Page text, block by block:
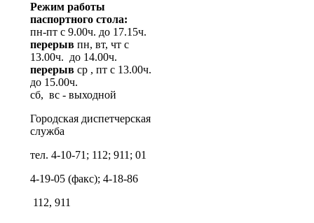
Режим работы
паспортного стола:
пн-пт с 9.00ч. до 17.15ч.
перерыв пн, вт, чт с
13.00ч. до 14.00ч.
перерыв ср , пт с 13.00ч.
до 15.00ч.
сб, вс - выходной
Городская диспетчерская
служба
тел. 4-10-71; 112; 911; 01
4-19-05 (факс); 4-18-86
112, 911